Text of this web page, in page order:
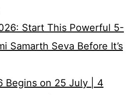
Start This Powerful 5-
Samarth Seva Before It’s
Begins on 25 July | 4